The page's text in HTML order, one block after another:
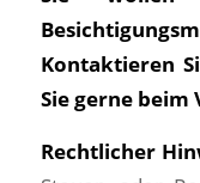
Kontaktieren
Sie gerne
Rechtlicher